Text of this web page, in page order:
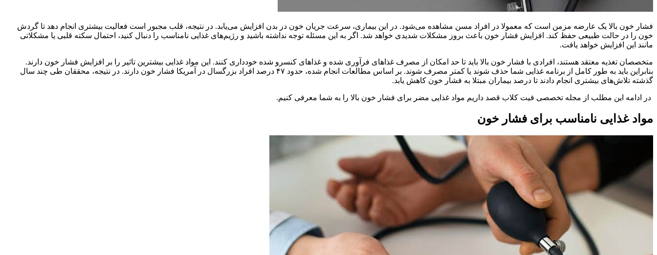
فشار خون بالا یک عارضه مزمن است که معمولا در افراد مسن مشاهده می‌شود. در این بیماری، سرعت جریان خون در بدن افزایش می‌یابد. در نتیجه، قلب مجبور است فعالیت بیشتری انجام دهد تا گردش
خون را در حالت طبیعی حفظ کند. افزایش فشار خون باعث بروز مشکلات شدیدی خواهد شد. اگر به این مسئله توجه نداشته باشید و رژیم‌های غذایی نامناسب را دنبال کنید، احتمال سکته قلبی یا مشکلاتی
مانند این افزایش خواهد یافت.
متخصصان تغذیه معتقد هستند، افرادی با فشار خون بالا باید تا حد امکان از مصرف غذاهای فرآوری شده و غذاهای کنسرو شده خودداری کنند. این مواد غذایی بیشترین تاثیر را بر افزایش فشار خون دارند.
بنابراین باید به طور کامل از برنامه غذایی شما حذف شوند یا کمتر مصرف شوند. بر اساس مطالعات انجام شده، حدود ۴۷ درصد افراد بزرگسال در آمریکا فشار خون دارند. در نتیجه، محققان طی چند سال
گذشته تلاش‌های بیشتری انجام دادند تا درصد بیماران مبتلا به فشار خون کاهش یابد.
در ادامه این مطلب از مجله تخصصی فیت کلاب قصد داریم مواد غذایی مضر برای فشار خون بالا را به شما معرفی کنیم.
مواد غذایی نامناسب برای فشار خون